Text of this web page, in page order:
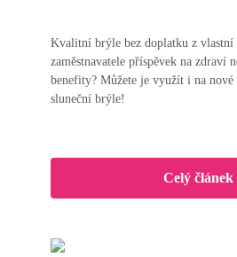
Kvalitní brýle bez doplatku z vlastní
zaměstnavatele příspěvek na zdraví
benefity? Můžete je využít i na
sluneční brýle!
Celý článek